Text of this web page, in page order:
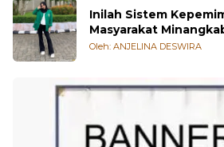
Inilah Sistem
Masyarakat
Oleh: ANJELINA DESWIRA